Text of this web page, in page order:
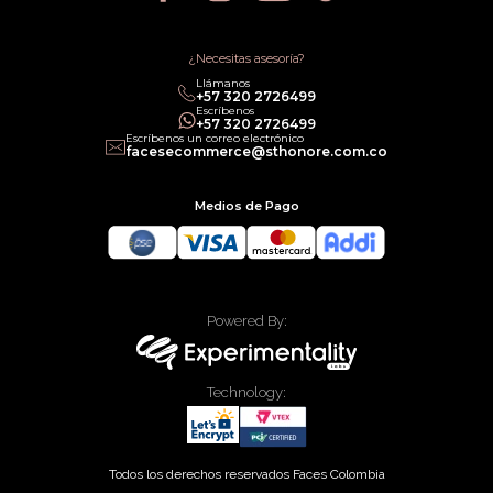
Política legal de Gift Cards¿Necesitas asesoría?
Llámanos
‎+57 320 2726499
Escríbenos
‎+57 320 2726499
Escríbenos un correo electrónico
facesecommerce@sthonore.com.co
Medios de Pago
Powered By:
Technology:
Todos los derechos reservados Faces Colombia